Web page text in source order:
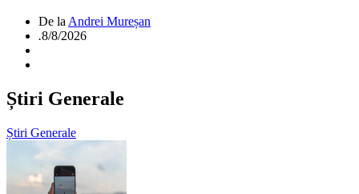
De la Andrei Mureșan
.8/8/2026
Știri Generale
Știri Generale